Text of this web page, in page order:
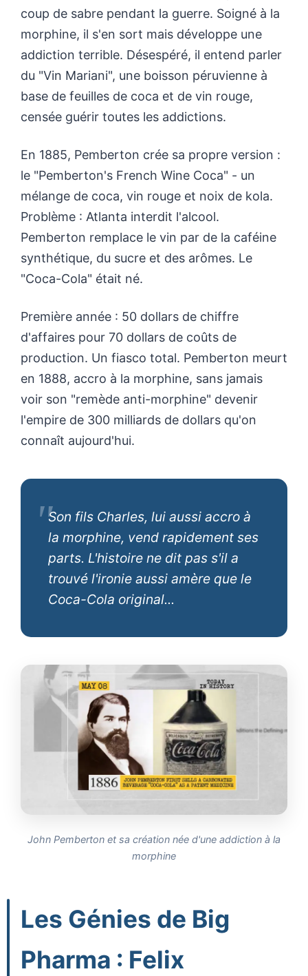
coup de sabre pendant la guerre. Soigné à la
morphine, il s'en sort mais développe une
addiction terrible. Désespéré, il entend parler
du "Vin Mariani", une boisson péruvienne à
base de feuilles de coca et de vin rouge,
censée guérir toutes les addictions.
En 1885, Pemberton crée sa propre version :
le "Pemberton's French Wine Coca" - un
mélange de coca, vin rouge et noix de kola.
Problème : Atlanta interdit l'alcool.
Pemberton remplace le vin par de la caféine
synthétique, du sucre et des arômes. Le
"Coca-Cola" était né.
Première année : 50 dollars de chiffre
d'affaires pour 70 dollars de coûts de
production. Un fiasco total. Pemberton meurt
en 1888, accro à la morphine, sans jamais
voir son "remède anti-morphine" devenir
l'empire de 300 milliards de dollars qu'on
connaît aujourd'hui.
Son fils Charles, lui aussi accro à
la morphine, vend rapidement ses
parts. L'histoire ne dit pas s'il a
trouvé l'ironie aussi amère que le
Coca-Cola original...
John Pemberton et sa création née d'une addiction à la
morphine
Les Génies de Big
Pharma : Felix